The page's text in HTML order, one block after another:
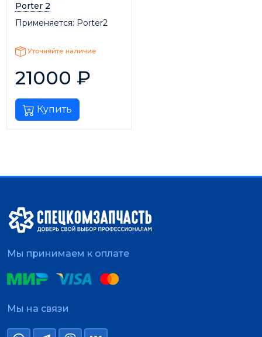
Porter 2
Применяется: Porter2
Уточняйте наличие
21000 ₽
Купить
Мы принимаем к оплате
Мы на связи